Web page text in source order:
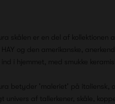
skålen er en del af kollektionen
HAY og den amerikanske,
ind i hjemmet, med smukke
betyder 'maleriet' på italiensk,
univers af tallerkener, skåle,